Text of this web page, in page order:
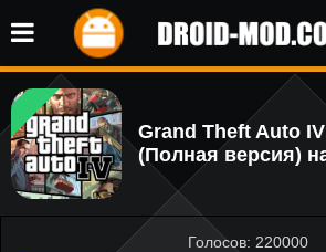
Grand Theft Auto
(Полная версия)
Голосов: 220000